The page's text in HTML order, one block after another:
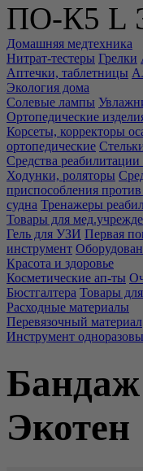
ПО-К5 L
Домашняя медтехника
Нитрат-тестеры Грелки
Аптечки, таблетницы
Экология дома
Солевые лампы
Ортопедические
Корсеты, корректоры
ортопедические
Средства
Ходунки, роляторы
приспособления
судна Тренажеры
Товары для
Гель для УЗИ Первая
инструмент
Красота и здоровье
Косметические ап-ты
Бюстгалтера Товары
Расходные материалы
Перевязочный материал
Инструмент
Экотен